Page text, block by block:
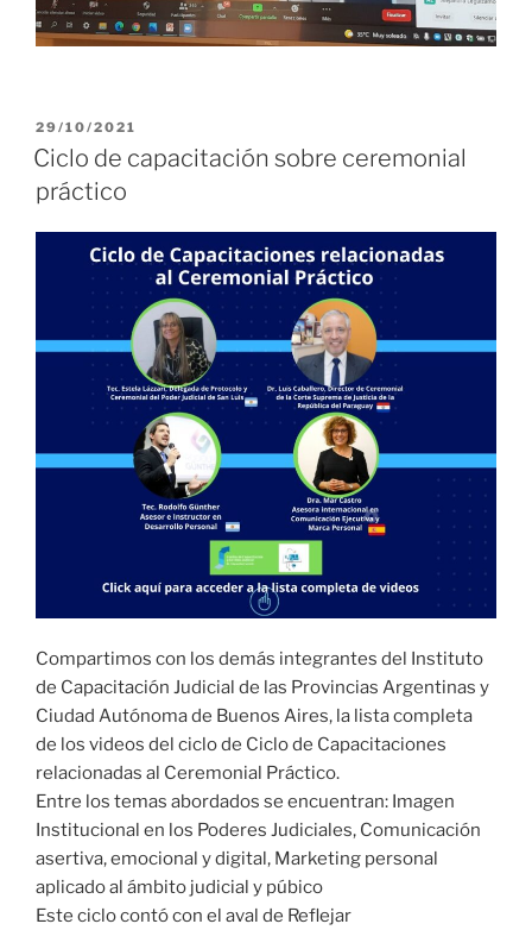
PUBLICADO
EL
29/10/2021
Ciclo de capacitación sobre ceremonial
práctico
Compartimos con los demás integrantes del Instituto
de Capacitación Judicial de las Provincias Argentinas y
Ciudad Autónoma de Buenos Aires, la lista completa
de los videos del ciclo de Ciclo de Capacitaciones
relacionadas al Ceremonial Práctico.
Entre los temas abordados se encuentran: Imagen
Institucional en los Poderes Judiciales, Comunicación
asertiva, emocional y digital, Marketing personal
aplicado al ámbito judicial y púbico
Este ciclo contó con el aval de Reflejar